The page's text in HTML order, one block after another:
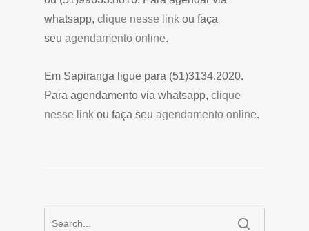
whatsapp, clique nesse link ou faça
seu agendamento online.
Em Sapiranga ligue para (51)3134.2020.
Para agendamento via whatsapp, clique
nesse link ou faça seu agendamento online.